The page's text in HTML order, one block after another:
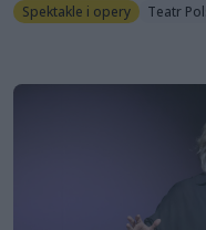
Spektakle i opery Teatr